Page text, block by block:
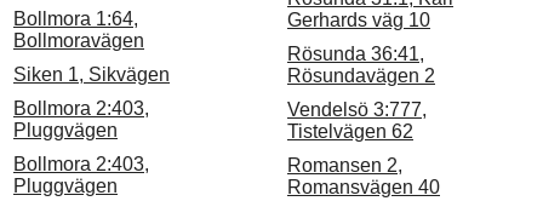
Bollmora 1:64,
Bollmoravägen
Siken 1, Sikvägen
Bollmora 2:403,
Pluggvägen
Bollmora 2:403,
Pluggvägen
Gerhards väg 10
Rösunda 36:41,
Rösundavägen 2
Vendelsö 3:777,
Tistelvägen 62
Romansen 2,
Romansvägen 40